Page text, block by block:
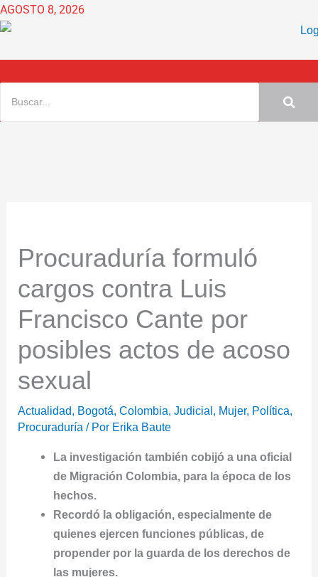
Ir
al
AGOSTO 8, 2026
Procuraduría formuló
cargos contra Luis
Francisco Cante por
posibles actos de acoso
sexual
Actualidad, Bogotá,Colombia,Judicial, Mujer, Política,
Procuraduría / Por Erika Baute
La investigación también cobijó a una oficial
de Migración Colombia, para la época de los
hechos.
Recordó la obligación, especialmente de
quienes ejercen funciones públicas, de
propender por la guarda de los derechos de
las mujeres.